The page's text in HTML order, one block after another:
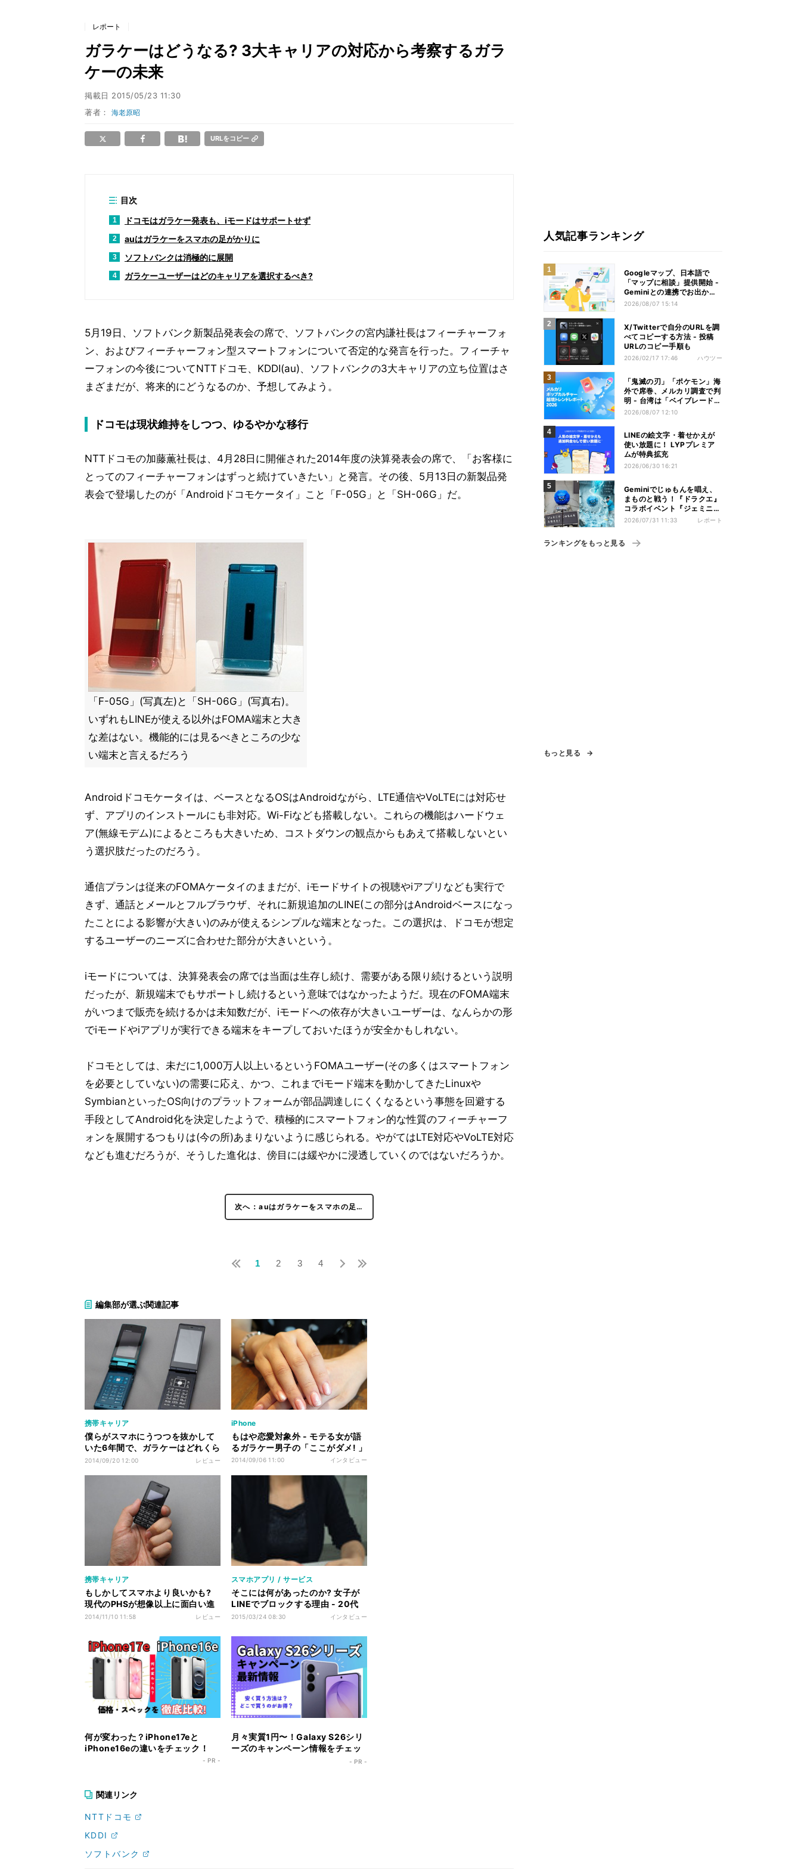
レポート
ガラケーはどうなる? 3大キャリアの対応から考察するガラ
ケーの未来
掲載日 2015/05/23 11:30
著者：海老原昭
URLをコピー
目次
1 ドコモはガラケー発表も、iモードはサポートせず
2 auはガラケーをスマホの足がかりに
3 ソフトバンクは消極的に展開
4 ガラケーユーザーはどのキャリアを選択するべき?
5月19日、ソフトバンク新製品発表会の席で、ソフトバンクの宮内謙社長はフィーチャーフォ
ン、およびフィーチャーフォン型スマートフォンについて否定的な発言を行った。フィーチャ
ーフォンの今後についてNTTドコモ、KDDI(au)、ソフトバンクの3大キャリアの立ち位置はさ
まざまだが、将来的にどうなるのか、予想してみよう。
ドコモは現状維持をしつつ、ゆるやかな移行
NTTドコモの加藤薫社長は、4月28日に開催された2014年度の決算発表会の席で、「お客様に
とってのフィーチャーフォンはずっと続けていきたい」と発言。その後、5月13日の新製品発
表会で登場したのが「Androidドコモケータイ」こと「F-05G」と「SH-06G」だ。
「F-05G」(写真左)と「SH-06G」(写真右)。
いずれもLINEが使える以外はFOMA端末と大き
な差はない。機能的には見るべきところの少な
い端末と言えるだろう
Androidドコモケータイは、ベースとなるOSはAndroidながら、LTE通信やVoLTEには対応せ
ず、アプリのインストールにも非対応。Wi-Fiなども搭載しない。これらの機能はハードウェ
ア(無線モデム)によるところも大きいため、コストダウンの観点からもあえて搭載しないとい
う選択肢だったのだろう。
通信プランは従来のFOMAケータイのままだが、iモードサイトの視聴やiアプリなども実行で
きず、通話とメールとフルブラウザ、それに新規追加のLINE(この部分はAndroidベースになっ
たことによる影響が大きい)のみが使えるシンプルな端末となった。この選択は、ドコモが想定
するユーザーのニーズに合わせた部分が大きいという。
iモードについては、決算発表会の席では当面は生存し続け、需要がある限り続けるという説明
だったが、新規端末でもサポートし続けるという意味ではなかったようだ。現在のFOMA端末
がいつまで販売を続けるかは未知数だが、iモードへの依存が大きいユーザーは、なんらかの形
でiモードやiアプリが実行できる端末をキープしておいたほうが安全かもしれない。
ドコモとしては、未だに1,000万人以上いるというFOMAユーザー(その多くはスマートフォン
を必要としていない)の需要に応え、かつ、これまでiモード端末を動かしてきたLinuxや
SymbianといったOS向けのプラットフォームが部品調達しにくくなるという事態を回避する
手段としてAndroid化を決定したようで、積極的にスマートフォン的な性質のフィーチャーフ
ォンを展開するつもりは(今の所)あまりないように感じられる。やがてはLTE対応やVoLTE対応
なども進むだろうが、そうした進化は、傍目には緩やかに浸透していくのではないだろうか。
次へ：auはガラケーをスマホの足…
1 2 3 4
編集部が選ぶ関連記事
携帯キャリア
僕らがスマホにうつつを抜かして
いた6年間で、ガラケーはどれくら
い進化したのか
2014/09/20 12:00 レビュー
iPhone
もはや恋愛対象外 - モテる女が語
るガラケー男子の「ここがダメ! 」
2014/09/06 11:00 インタビュー
携帯キャリア
もしかしてスマホより良いかも?
現代のPHSが想像以上に面白い進
化を遂げていた
2014/11/10 11:58 レビュー
スマホアプリ / サービス
そこには何があったのか? 女子が
LINEでブロックする理由 - 20代
女子Kさんの場合
2015/03/24 08:30 インタビュー
何が変わった？iPhone17eと
iPhone16eの違いをチェック！
- PR -
月々実質1円〜！Galaxy S26シリ
ーズのキャンペーン情報をチェッ
- PR -
関連リンク
NTTドコモ
KDDI
ソフトバンク
人気記事ランキング
Googleマップ、日本語で
「マップに相談」提供開始 -
Geminiとの連携でお出かけ
計画をサポート
2026/08/07 15:14
X/Twitterで自分のURLを調
べてコピーする方法 - 投稿
URLのコピー手順も
2026/02/17 17:46 ハウツー
「鬼滅の刃」「ポケモン」海
外で席巻、メルカリ調査で判
明 - 台湾は「ベイブレード」
が首位
2026/08/07 12:10
LINEの絵文字・着せかえが
使い放題に！ LYPプレミア
ムが特典拡充
2026/06/30 16:21
Geminiでじゅもんを唱え、
まものと戦う！『ドラクエ』
コラボイベント『ジェミニク
エスト』を体験してきた
2026/07/31 11:33 レポート
ランキングをもっと見る
もっと見る